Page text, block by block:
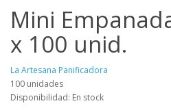
Mini
x 100 unid.
La Artesana Panificadora
100 unidades
Disponibilidad: En stock